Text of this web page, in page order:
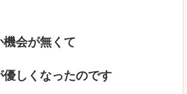
機会が無くて
優しくなったのです